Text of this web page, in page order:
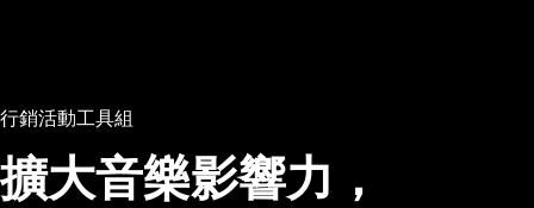
行銷活動工具組
擴大音樂影響力，